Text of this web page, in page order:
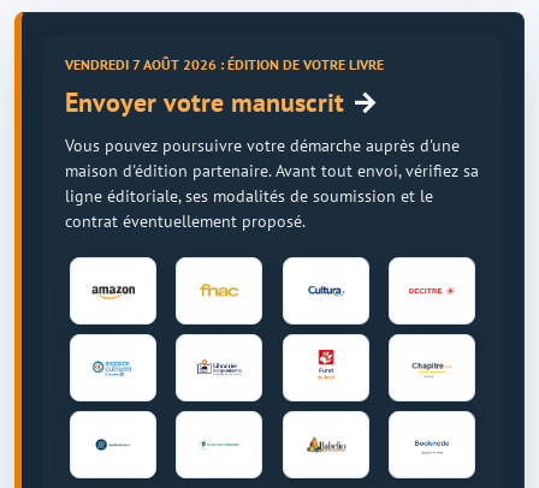
VENDREDI 7 AOÛT 2026 : ÉDITION DE VOTRE LIVRE
Envoyer votre manuscrit →
Vous pouvez poursuivre votre démarche auprès d'une
maison d'édition partenaire. Avant tout envoi, vérifiez sa
ligne éditoriale, ses modalités de soumission et le
contrat éventuellement proposé.